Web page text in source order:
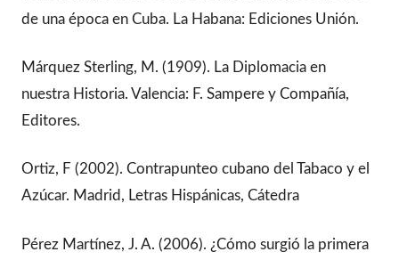
de una época en Cuba. La Habana: Ediciones Unión.
Márquez Sterling, M. (1909). La Diplomacia en
nuestra Historia. Valencia: F. Sampere y Compañía,
Editores.
Ortiz, F (2002). Contrapunteo cubano del Tabaco y el
Azúcar. Madrid, Letras Hispánicas, Cátedra
Pérez Martínez, J. A. (2006). ¿Cómo surgió la primera